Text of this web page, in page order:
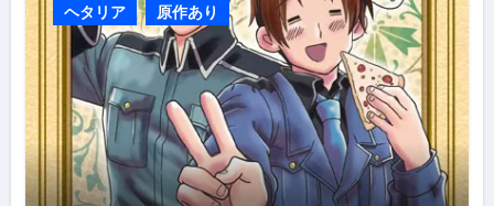
ヘタリア 原作あり